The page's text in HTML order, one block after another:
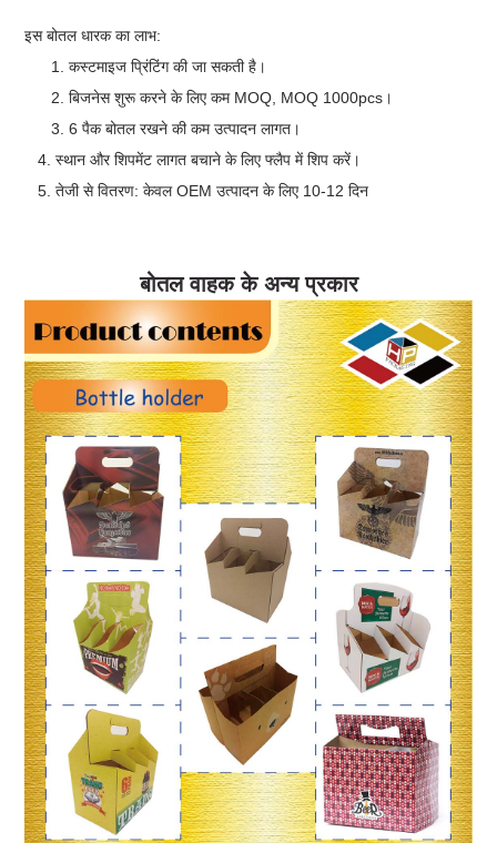
इस बोतल धारक का लाभ:
कस्टमाइज प्रिंटिंग की जा सकती है।
बिजनेस शुरू करने के लिए कम MOQ, MOQ 1000pcs।
6 पैक बोतल रखने की कम उत्पादन लागत।
4. स्थान और शिपमेंट लागत बचाने के लिए फ्लैप में शिप करें।
5. तेजी से वितरण: केवल OEM उत्पादन के लिए 10-12 दिन
बोतल वाहक के अन्य प्रकार